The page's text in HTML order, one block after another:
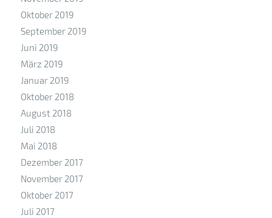
Oktober 2019
September 2019
Juni 2019
März 2019
Januar 2019
Oktober 2018
August 2018
Juli 2018
Mai 2018
Dezember 2017
November 2017
Oktober 2017
Juli 2017